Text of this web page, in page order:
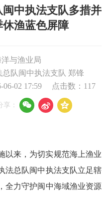
中执法支队多措并
渔蓝色屏障
与渔业局
队闽中执法支队 郑锋
02 17:59 点击数： 117
享：   
以来，为切实规范海上渔业
法总队闽中执法支队立足辖
全力守护闽中海域渔业资源